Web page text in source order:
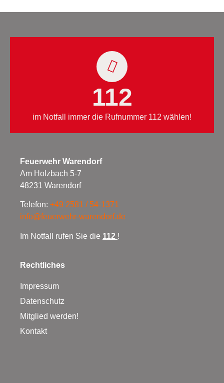
112
im Notfall immer die Rufnummer 112 wählen!
Feuerwehr Warendorf
Am Holzbach 5-7
48231 Warendorf
Telefon: +49 2581 / 54-1371
info@feuerwehr-warendorf.de
Im Notfall rufen Sie die 112 !
Rechtliches
Impressum
Datenschutz
Mitglied werden!
Kontakt